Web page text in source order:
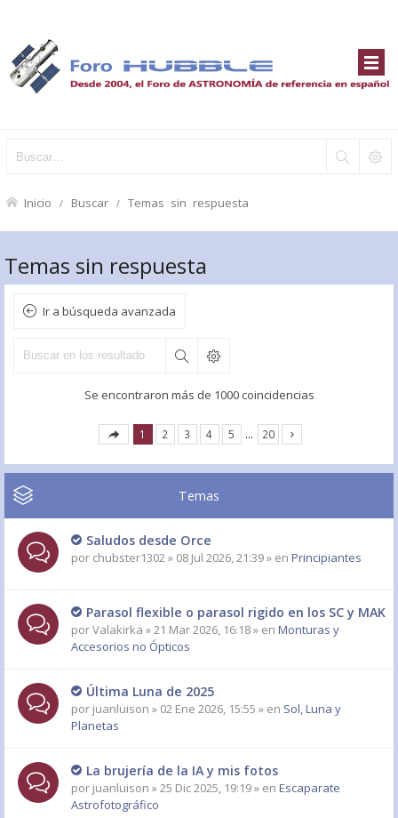
Inicio Buscar Temas sin respuesta
Temas sin respuesta
Ir a búsqueda avanzada
Se encontraron más de 1000 coincidencias
1 2 3 4 5 … 20
Temas
Saludos desde Orce
por chubster1302» 08 Jul 2026, 21:39 » en Principiantes
Parasol flexible o parasol rigido en los SC y MAK
porValakirka » 21 Mar 2026, 16:18 » en Monturas y
Accesorios no Ópticos
Última Luna de 2025
por juanluison » 02 Ene 2026, 15:55 » en Sol, Luna y
Planetas
La brujería de la IA y mis fotos
por juanluison » 25 Dic 2025, 19:19 » en Escaparate
Astrofotográfico